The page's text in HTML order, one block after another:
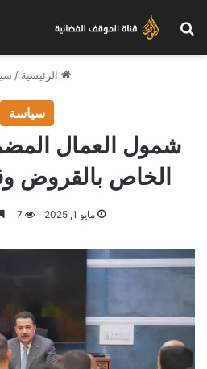
بحث عن
الرئيسية /
سياسة
شمول العمال
الخاص بالقروض
مايو 1, 2025 7